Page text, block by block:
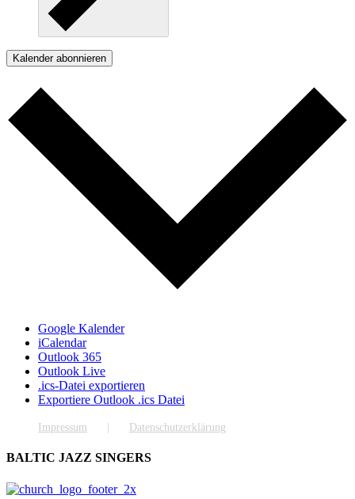
Kalender abonnieren
Google Kalender
iCalendar
Outlook 365
Outlook Live
.ics-Datei exportieren
Exportiere Outlook .ics Datei
Impressum Datenschutzerklärung
BALTIC JAZZ SINGERS